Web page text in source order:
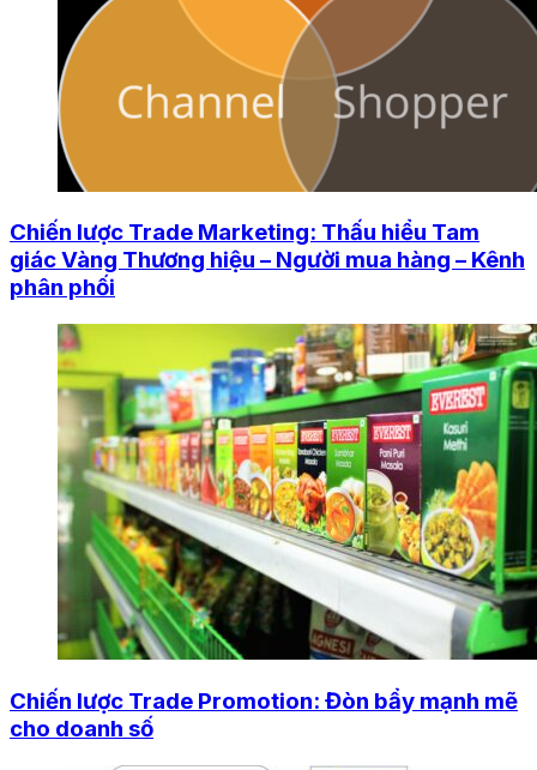
Chiến lược Trade Marketing: Thấu hiểu Tam
giác Vàng Thương hiệu – Người mua hàng – Kênh
phân phối
Chiến lược Trade Promotion: Đòn bẩy mạnh mẽ
cho doanh số